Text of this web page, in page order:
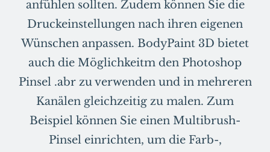
anfühlen sollten. Zudem können Sie die
Druckeinstellungen nach ihren eigenen
Wünschen anpassen. BodyPaint 3D bietet
auch die Möglichkeitm den Photoshop
Pinsel .abr zu verwenden und in mehreren
Kanälen gleichzeitig zu malen. Zum
Beispiel können Sie einen Multibrush-
Pinsel einrichten, um die Farb-,